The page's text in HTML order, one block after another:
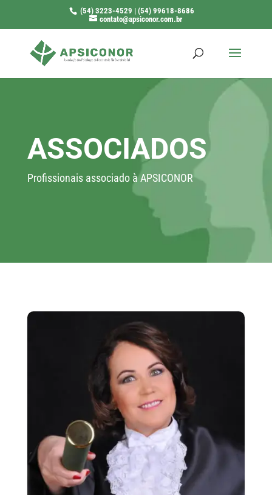
(54) 3223-4529 | (54) 99618-8686
contato@apsiconor.com.br
ASSOCIADOS
Profissionais associado à APSICONOR